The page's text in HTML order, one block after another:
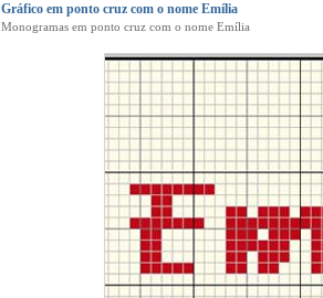
Gráfico em ponto cruz com o nome Emília
Monogramas em ponto cruz com o nome Emília